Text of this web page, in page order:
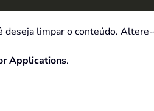
deseja limpar o conteúdo.
Applications.